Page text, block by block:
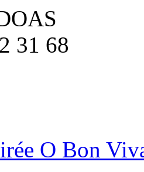
31 68
O Bon